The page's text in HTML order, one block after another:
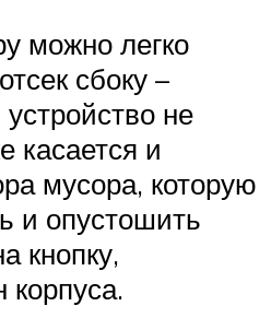
можно легко
сбоку –
не
касается и
мусора, которую
и опустошить
кнопку,
корпуса.